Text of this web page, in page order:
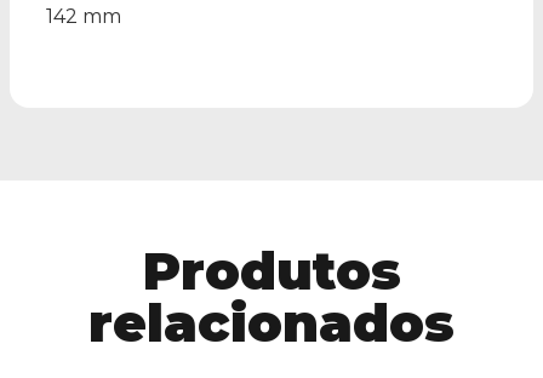
142 mm
Produtos
relacionados